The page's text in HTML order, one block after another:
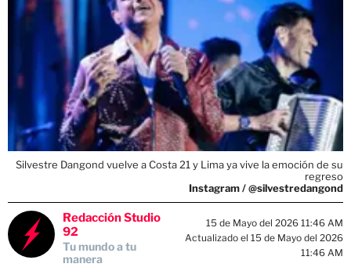
Silvestre Dangond vuelve a Costa 21 y Lima ya vive la emoción de su
regreso
Instagram / @silvestredangond
Redacción Studio
92
Tu mundo a tu
manera
15 de Mayo del 2026 11:46 AM
Actualizado el 15 de Mayo del 2026
11:46 AM